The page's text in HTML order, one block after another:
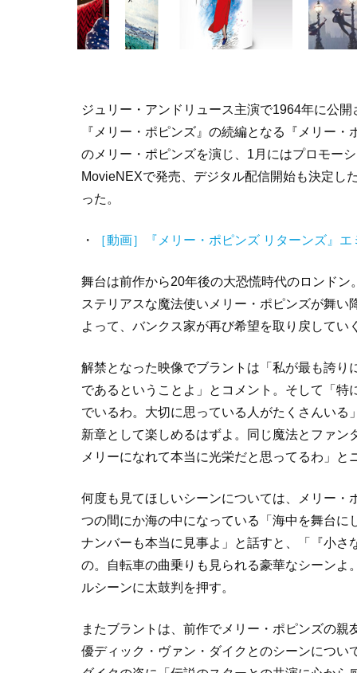
ジュリー・アンドリュース主演で1964年に公
『メリー・ポピンズ』の続編となる『メリー
のメリー・ポピンズを演じ、1月にはプロモー
MovieNEXで発売、デジタル配信開始も決定し
った。
・ ［動画］『メリー・ポピンズ リターンズ』
舞台は前作から20年後の大恐慌時代のロンド
ステリアスな魔法使いメリー・ポピンズが舞
よって、バンクス家が再び希望を取り戻してい
解禁となった映像でブラントは「私が最も誇
であるということよ」とコメント。そして「
でいるわ。大切に思っている人がたくさんい
新章として楽しめるはずよ。同じ魔法とファ
メリーになれて本当に光栄だと思ってるわ」と
何度も見てほしいシーンについては、メリー
つの間にか海の中になっている「海中を舞台
ナンバーも本当に見事よ」と話すと、「『小
の。自転車の曲乗りも見られる豪華なシーン
ルシーンに太鼓判を押す。
またブラントは、前作でメリー・ポピンズの
優ディック・ヴァン・ダイクとのシーンにつ